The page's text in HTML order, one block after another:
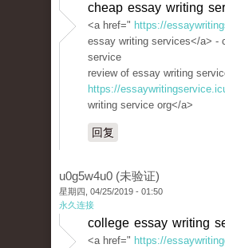
cheap essay writing
<a href=" https://
essay writing services</a> -
service
review of essay writing
https://
writing service org</a>
回复
u0g5w4u0 (未验证)
星期四, 04/25/2019 - 01:50
永久连接
college essay writing
<a href=" https://